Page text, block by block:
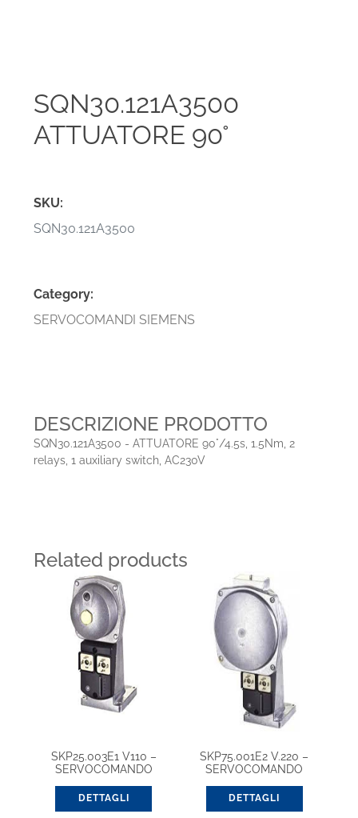
SQN30.121A3500
ATTUATORE 90°
SKU:
SQN30.121A3500
Category:
SERVOCOMANDI SIEMENS
DESCRIZIONE PRODOTTO
SQN30.121A3500 - ATTUATORE 90°/4.5s, 1.5Nm, 2
relays, 1 auxiliary switch, AC230V
Related products
SKP25.003E1 V110 –
SERVOCOMANDO
DETTAGLI
SKP75.001E2 V.220 –
SERVOCOMANDO
DETTAGLI